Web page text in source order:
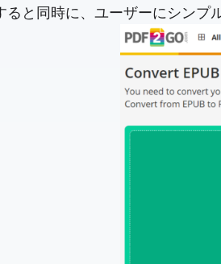
と同時に、ユーザーにシンプ